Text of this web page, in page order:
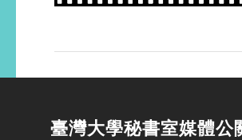
臺灣大學秘書室媒體公